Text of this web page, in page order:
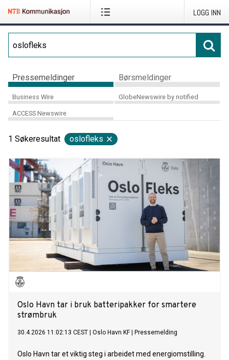
LOGG INN
Pressemeldinger Børsmeldinger
Business Wire GlobeNewswire by notified
ACCESS Newswire
1 Søkeresultat oslofleks
Oslo Havn tar i bruk batteripakker for smartere
strømbruk
30.4.2026 11:02:13 CEST Oslo Havn KF| Pressemelding
Oslo Havn tar et viktig steg i arbeidet med energiomstilling.